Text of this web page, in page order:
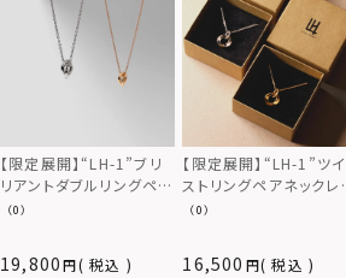
【限定展開】“LH-1”ブリ
リアントダブルリングペア
ネックレス（ダイヤモン
19,800 税込
（0）
【限定展開】“LH-1”ツイ
ストリングペアネックレ
ス/サージカルステンレス
16,500 税込
（0）